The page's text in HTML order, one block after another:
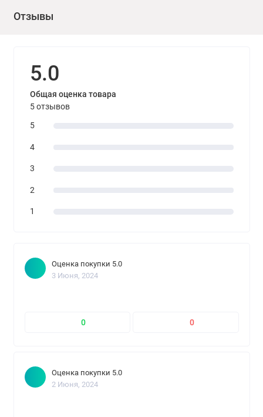
Фасовка: 520 мл
Время высыхания: «на отлип», между слоями – 10-15 мин.,
полное – 1 ч.
Отзывы
5.0
Общая оценка товара
5 отзывов
5
4
3
2
1
Оценка покупки 5.0
3 Июня, 2024
0 0
Оценка покупки 5.0
2 Июня, 2024